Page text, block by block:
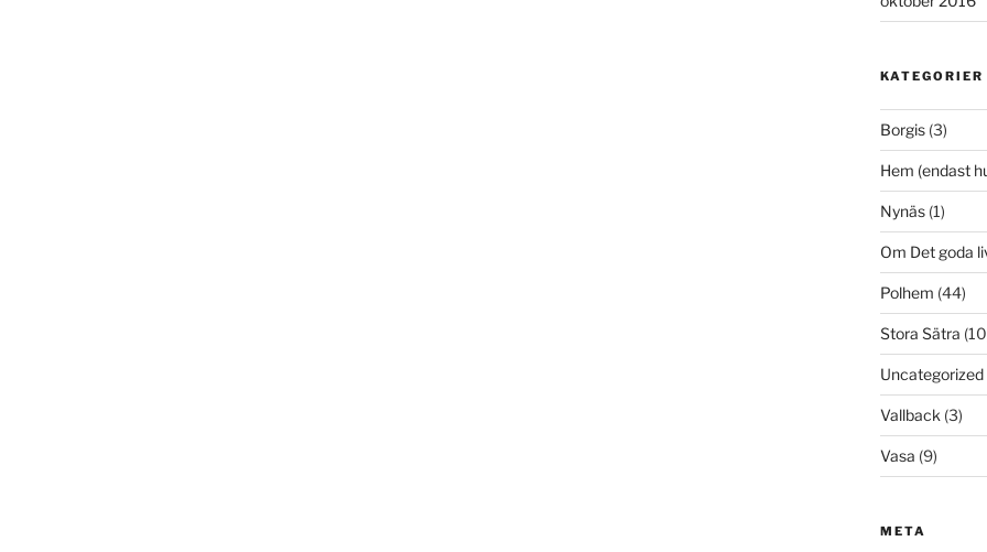
KATEGORIER
Borgis(3)
Hem (endast
Nynäs(1)
Om Det goda
Polhem (44)
Stora Sätra
Uncategorized
Vallback (3)
Vasa (9)
META